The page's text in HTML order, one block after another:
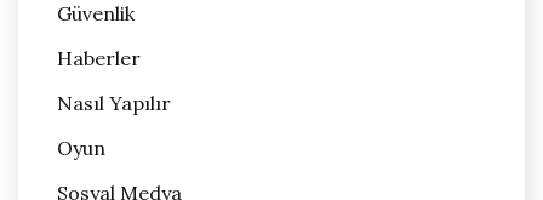
Güvenlik
Haberler
Nasıl Yapılır
Oyun
Sosyal Medya